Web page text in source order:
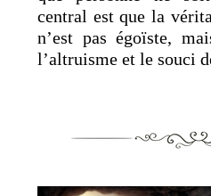
central est que la
n’est pas égoïste,
l’altruisme et le souci